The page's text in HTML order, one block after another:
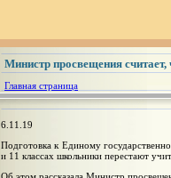
Министр просвещения
Главная страница
6.11.19
Подготовка к Единому
и 11 классах школьники перестают